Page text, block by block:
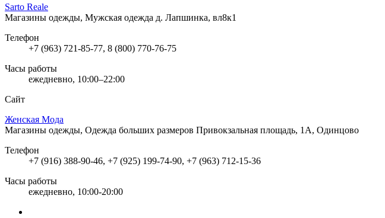
Sarto Reale
Магазины одежды, Мужская одежда д. Лапшинка, вл8к1
Телефон
+7 (963) 721-85-77, 8 (800) 770-76-75
Часы работы
ежедневно, 10:00–22:00
Сайт
Женская Мода
Магазины одежды, Одежда больших размеров Привокзальная площадь, 1А, Одинцово
Телефон
+7 (916) 388-90-46, +7 (925) 199-74-90, +7 (963) 712-15-36
Часы работы
ежедневно, 10:00-20:00